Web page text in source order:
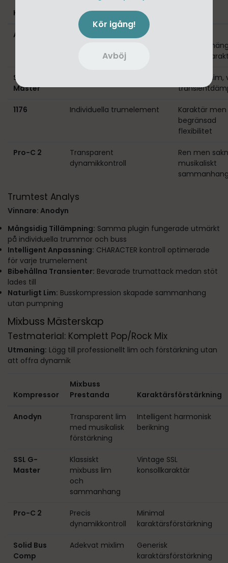
Kör igång!
Avböj
Kompressor Tillämpning
Anodyn
Individuella trummor +
CHARACTER
naturlig
SSL G-
Master
Excellent lim,
1176 Individuella trumelement
Karaktär men
begränsad
flexibilitet
Pro-C 2
Transparent
dynamikkontroll
Ren men
musikaliskt
Trumtest Analys
Vinnare: Anodyn
Mångsidig Tillämpning: Samma plugin fungerade utmärkt
på individuella trummor och buss
Intelligent Anpassning: CHARACTER kontroll optimerade
för varje trumelement
Bibehållna Transienter: Bevarade trumattack medan stöt
lades till
Naturligt Lim: Busskompression skapade sammanhang
utan pumpning
Mixbuss Mästerskap
Testmaterial: Komplett Pop/Rock Mix
Utmaning: Lägg till professionellt lim och förstärkning utan
att offra dynamik
Kompressor
Mixbuss
Prestanda
Karaktärsförstärkning
Anodyn
Transparent lim
med musikalisk
förstärkning
Intelligent harmonisk
berikning
SSL G-
Master
Klassiskt
mixbuss lim
och
sammanhang
Vintage SSL
konsollkaraktär
Pro-C 2
Precis
dynamikkontroll
Minimal
karaktärsförstärkning
Solid Bus
Comp
Adekvat mixlim
Generisk
karaktärsförstärkning